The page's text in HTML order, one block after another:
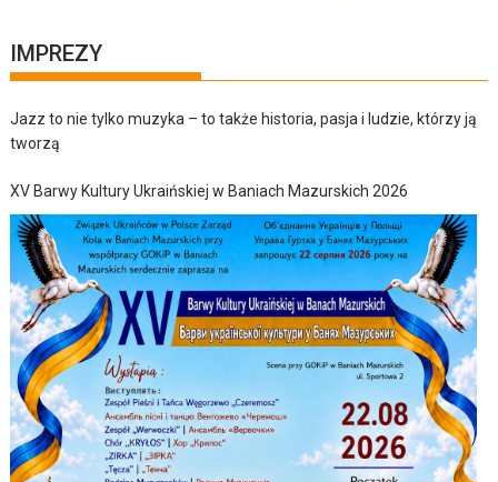
IMPREZY
Jazz to nie tylko muzyka – to także historia, pasja i ludzie, którzy ją
tworzą
XV Barwy Kultury Ukraińskiej w Baniach Mazurskich 2026